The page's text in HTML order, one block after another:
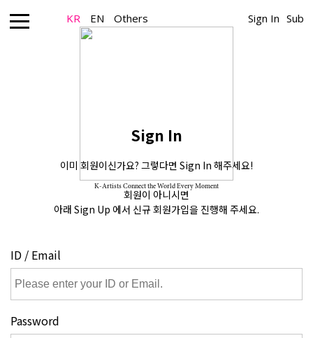
KR EN Others Sign In Sub
K-Artists Connect the World Every Moment
Sign In
이미 회원이신가요? 그렇다면 Sign In 해주세요!
회원이 아니시면
아래 Sign Up 에서 신규 회원가입을 진행해 주세요.
ID / Email
Password